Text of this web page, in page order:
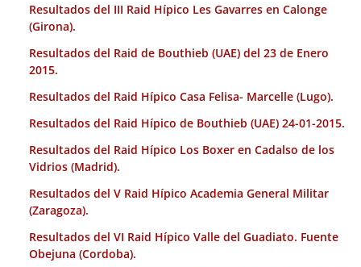
Resultados del III Raid Hípico Les Gavarres en Calonge
(Girona).
Resultados del Raid de Bouthieb (UAE) del 23 de Enero
2015.
Resultados del Raid Hípico Casa Felisa- Marcelle (Lugo).
Resultados del Raid Hípico de Bouthieb (UAE) 24-01-2015.
Resultados del Raid Hípico Los Boxer en Cadalso de los
Vidrios (Madrid).
Resultados del V Raid Hípico Academia General Militar
(Zaragoza).
Resultados del VI Raid Hípico Valle del Guadiato. Fuente
Obejuna (Cordoba).